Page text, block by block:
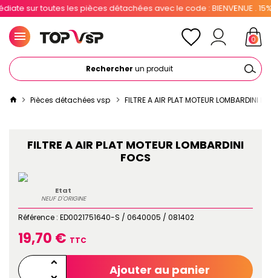
sur toutes les pièces détachées avec le code : BIENVENUE . 15%
Rechercher un produit
0
Pièces détachées vsp FILTRE A AIR PLAT MOTEUR LOMBARDINI
FILTRE A AIR PLAT MOTEUR LOMBARDINI
FOCS
Etat
NEUF D'ORIGINE
Référence : ED0021751640-S / 0640005 / 081402
19,70 € TTC
Ajouter au panier